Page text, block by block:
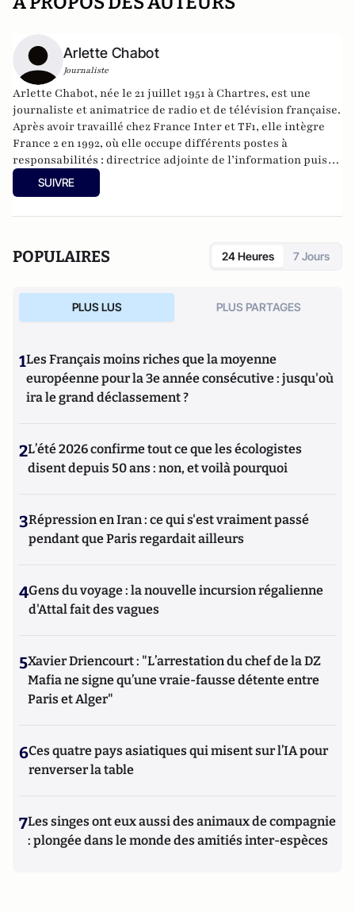
Arlette Chabot
Journaliste
Arlette Chabot, née le 21 juillet 1951 à Chartres, est une
journaliste et animatrice de radio et de télévision française.
Après avoir travaillé chez France Inter et TF1, elle intègre
France 2 en 1992, où elle occupe différents postes à
responsabilités : directrice adjointe de l’information puis
de la rédaction de 1994 à 1996, et directrice générale
adjointe chargée de l’information de 2004 à 2010. Elle est
rédaction d’Europe 1 pendant la saison 2011/2012. Depuis
voix.
SUIVRE
POPULAIRES 24 Heures 7 Jours
PLUS LUS PLUS PARTAGES
1Les Français moins riches que la moyenne
européenne pour la 3e année consécutive : jusqu'où
ira le grand déclassement ?
2L’été 2026 confirme tout ce que les écologistes
disent depuis 50 ans : non, et voilà pourquoi
3Répression en Iran : ce qui s'est vraiment passé
pendant que Paris regardait ailleurs
4Gens du voyage : la nouvelle incursion régalienne
d'Attal fait des vagues
5Xavier Driencourt : "L’arrestation du chef de la DZ
Mafia ne signe qu’une vraie-fausse détente entre
Paris et Alger"
6Ces quatre pays asiatiques qui misent sur l’IA pour
renverser la table
7Les singes ont eux aussi des animaux de compagnie
: plongée dans le monde des amitiés inter-espèces